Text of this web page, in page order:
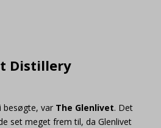
Distillery
besøgte, var The Glenlivet. Det
set meget frem til, da Glenlivet